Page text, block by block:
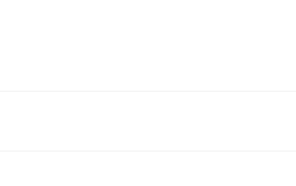
IM
HIT (Wirtschaftsinformatik), Universität Siegen